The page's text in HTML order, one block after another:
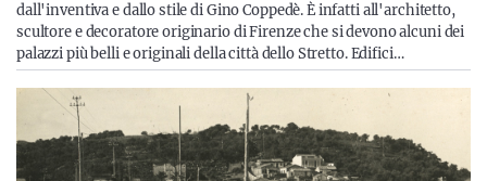
dall'inventiva e dallo stile di Gino Coppedè. È infatti all'architetto,
scultore e decoratore originario di Firenze che si devono alcuni dei
palazzi più belli e originali della città dello Stretto. Edifici…